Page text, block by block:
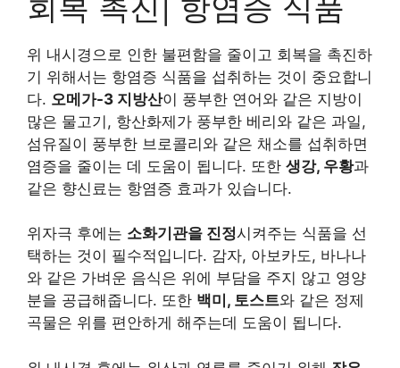
위 내시경으로 인한 불편함을 줄이고 회복을 촉진하
기 위해서는 항염증 식품을 섭취하는 것이 중요합니
다. 오메가-3 지방산이 풍부한 연어와 같은 지방이
많은 물고기, 항산화제가 풍부한 베리와 같은 과일,
섬유질이 풍부한 브로콜리와 같은 채소를 섭취하면
염증을 줄이는 데 도움이 됩니다. 또한 생강, 우황과
같은 향신료는 항염증 효과가 있습니다.
위자극 후에는 소화기관을 진정시켜주는 식품을 선
택하는 것이 필수적입니다. 감자, 아보카도, 바나나
와 같은 가벼운 음식은 위에 부담을 주지 않고 영양
분을 공급해줍니다. 또한 백미, 토스트와 같은 정제
곡물은 위를 편안하게 해주는데 도움이 됩니다.